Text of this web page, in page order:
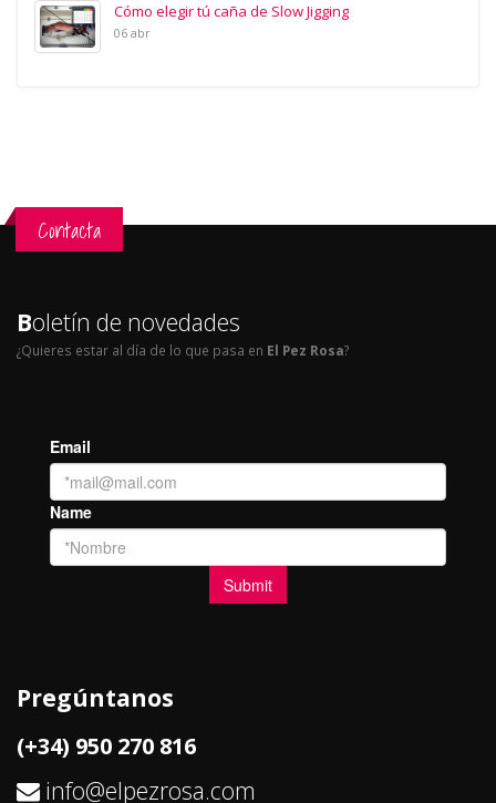
Cómo elegir tú caña de Slow Jigging
06 abr
Contacta
Boletín de novedades
¿Quieres estar al día de lo que pasa en El Pez Rosa?
Pregúntanos
(+34) 950 270 816
info@elpezrosa.com